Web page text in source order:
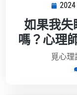
如果我失
嗎？心理
覓心